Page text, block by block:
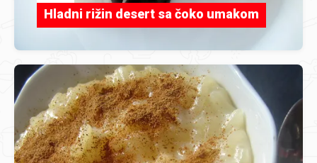
Hladni rižin desert sa čoko umakom